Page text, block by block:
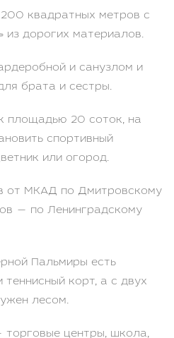
квадратных метров с
из дорогих материалов.
и санузлом и
брата и сестры.
площадью 20 соток, на
спортивный
или огород.
от МКАД по Дмитровскому
— по Ленинградскому
Пальмиры есть
корт, а с двух
лесом.
торговые центры, школа,